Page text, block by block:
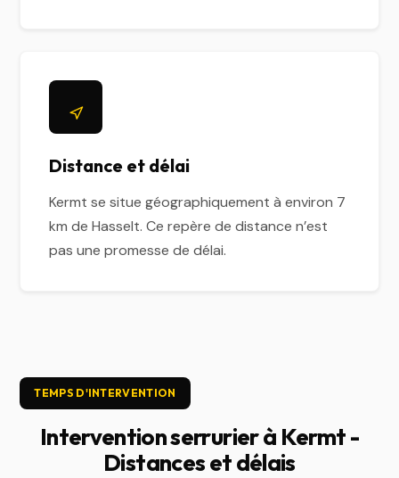
Distance et délai
Kermt se situe géographiquement à environ 7
km de Hasselt. Ce repère de distance n’est
pas une promesse de délai.
TEMPS D'INTERVENTION
Intervention serrurier à Kermt -
Distances et délais